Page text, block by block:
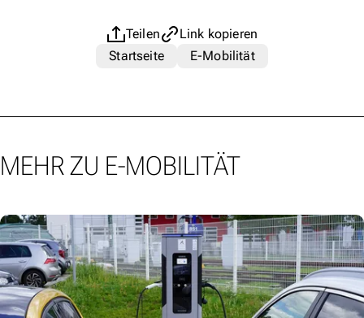
Teilen
Link kopieren
Startseite
E-Mobilität
MEHR ZU E-MOBILITÄT